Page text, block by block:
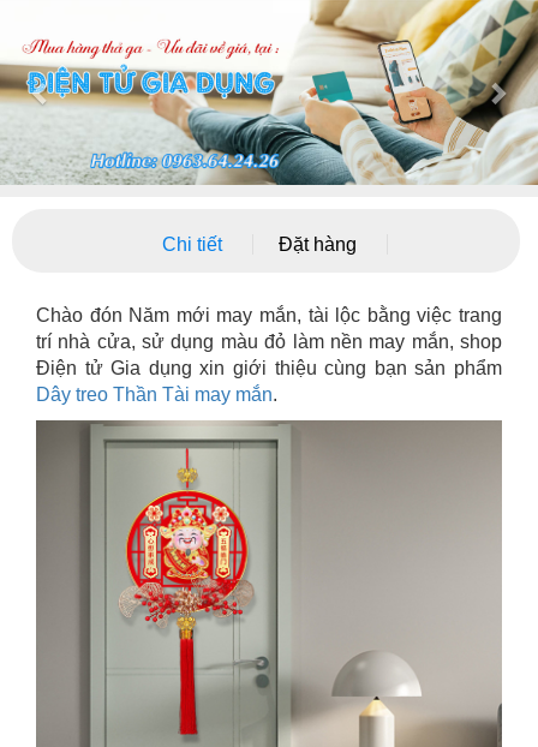
Chi tiết Đặt hàng
Chào đón Năm mới may mắn, tài lộc bằng việc trang
trí nhà cửa, sử dụng màu đỏ làm nền may mắn, shop
Điện tử Gia dụng xin giới thiệu cùng bạn sản phẩm
Dây treo Thần Tài may mắn.